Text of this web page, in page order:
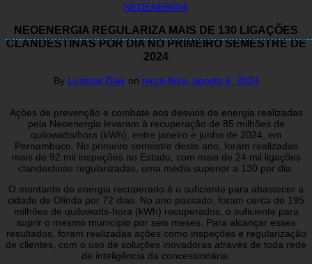
NEOENERGIA
NEOENERGIA REGULARIZA MAIS DE 130 LIGAÇÕES
CLANDESTINAS POR DIA NO PRIMEIRO SEMESTRE DE
2024
By Luzimar Dias on terça-feira, agosto 6, 2024
Ações de prevenção e combate aos desvios de energia realizadas
pela Neoenergia levaram à recuperação de 85 milhões de
quilowatts/hora (kWh), entre janeiro e junho de 2024, em
Pernambuco. No primeiro semestre deste ano, foram realizadas
mais de 92 mil inspeções no Estado, com mais de 24 mil ligações
clandestinas regularizadas, uma média superior a 130 por dia.
O montante de energia recuperado é o suficiente para abastecer a
cidade de Olinda por 72 dias. No ano passado, foram cerca de 195
milhões de quilowatts-hora (kWh) recuperados, o suficiente para
suprir o mesmo município por seis meses. Para alcançar esses
resultados, foram realizadas ações como inspeções e regularização
de clientes, com o uso de soluções inovadoras através de toda rede
de inteligência da concessionária.